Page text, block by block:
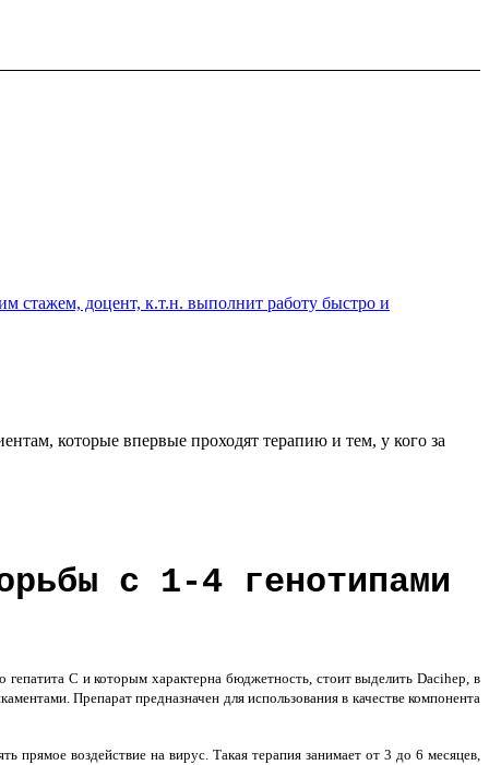
стажем, доцент, к.т.н. выполнит работу быстро и
которые впервые проходят терапию и тем, у кого за
с 1-4 генотипами
С и которым характерна бюджетность, стоит выделить Dacihep, в
Препарат предназначен для использования в качестве компонента
прямое воздействие на вирус. Такая терапия занимает от 3 до 6 месяцев,